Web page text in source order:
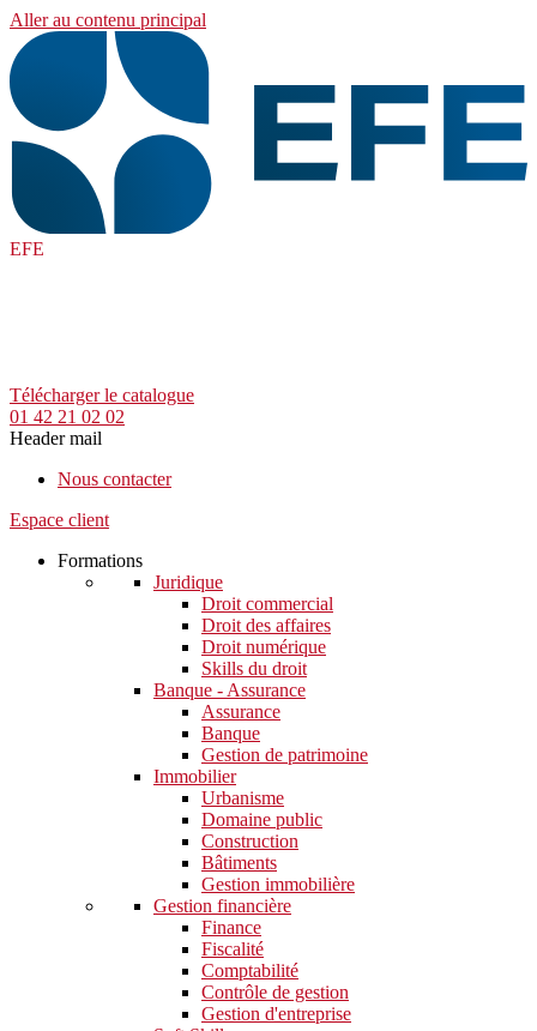
Aller au contenu principal
EFE
Télécharger le catalogue
01 42 21 02 02
Header mail
Nous contacter
Espace client
Formations
Juridique
Droit commercial
Droit des affaires
Droit numérique
Skills du droit
Banque - Assurance
Assurance
Banque
Gestion de patrimoine
Immobilier
Urbanisme
Domaine public
Construction
Bâtiments
Gestion immobilière
Gestion financière
Finance
Fiscalité
Comptabilité
Contrôle de gestion
Gestion d'entreprise